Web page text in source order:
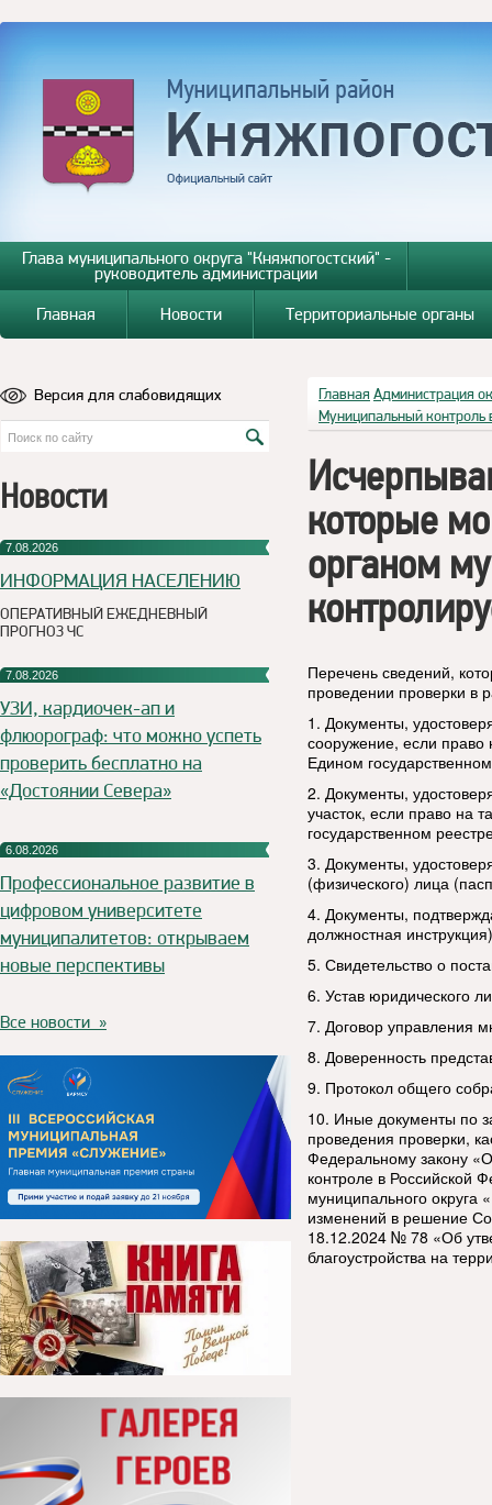
Глава муниципального округа "Княжпогостский" -
руководитель администрации
Главная
Новости Территориальные органы
Версия для слабовидящих
Новости
7.08.2026
ИНФОРМАЦИЯ НАСЕЛЕНИЮ
ОПЕРАТИВНЫЙ ЕЖЕДНЕВНЫЙ
ПРОГНОЗ ЧС
7.08.2026
УЗИ, кардиочек-ап и
флюорограф: что можно успеть
проверить бесплатно на
«Достоянии Севера»
6.08.2026
Профессиональное развитие в
цифровом университете
муниципалитетов: открываем
новые перспективы
Все новости »
Главная Администрация
Муниципальный контроль
которые
органом
Перечень сведений,
проведении проверки в
1. Документы,
сооружение, если право
Едином
2. Документы,
участок, если право на
государственном
3. Документы,
(физического) лица
4. Документы,
должностная
5. Свидетельство о
6. Устав юридического
7. Договор управления
8. Доверенность
9. Протокол общего
10. Иные документы по
проведения проверки,
Федеральному закону
контроле в
муниципального округа
изменений в решение
18.12.2024 № 78 «Об
благоустройства на